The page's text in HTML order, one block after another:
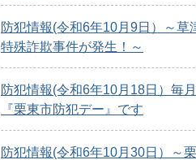
防犯情報(令和6年10月9日）～草
特殊詐欺事件が発生！～
防犯情報(令和6年10月18日）毎
『栗東市防犯デー』です
防犯情報(令和6年10月30日）～